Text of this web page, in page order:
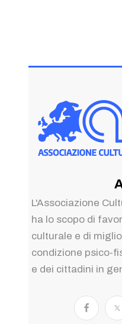
L'Associazione
ha lo scopo di
culturale e di
condizione psico-
e dei cittadini in